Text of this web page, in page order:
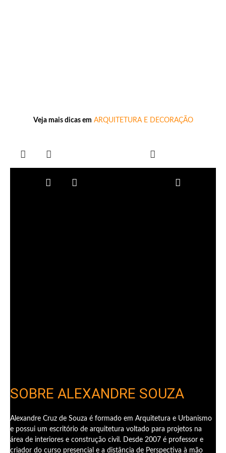
Veja mais dicas em ARQUITETURA E DECORAÇÃO
SOBRE ALEXANDRE SOUZA
Alexandre Cruz de Souza é formado em Arquitetura e Urbanismo
e possui um escritório de arquitetura voltado para projetos na
área de interiores e construção civil. Desde 2007 é professor e
criador do curso presencial e a distância de Perspectiva à mão